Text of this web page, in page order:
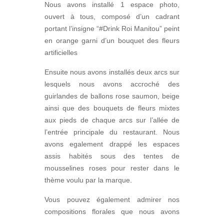
Nous avons installé 1 espace photo,
ouvert à tous, composé d’un cadrant
portant l’insigne “#Drink Roi Manitou” peint
en orange garni d’un bouquet des fleurs
artificielles
Ensuite nous avons installés deux arcs sur
lesquels nous avons accroché des
guirlandes de ballons rose saumon, beige
ainsi que des bouquets de fleurs mixtes
aux pieds de chaque arcs sur l’allée de
l’entrée principale du restaurant. Nous
avons egalement drappé les espaces
assis habités sous des tentes de
mousselines roses pour rester dans le
thème voulu par la marque.
Vous pouvez également admirer nos
compositions florales que nous avons